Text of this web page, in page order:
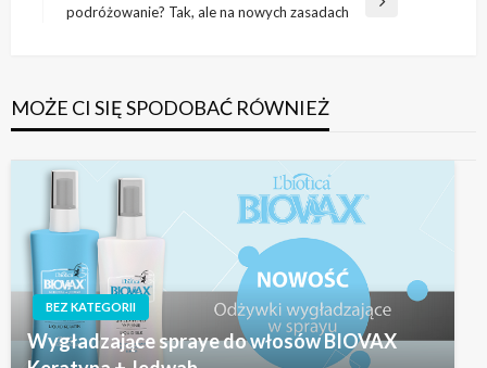
Następny
podróżowanie? Tak, ale na nowych zasadach
MOŻE CI SIĘ SPODOBAĆ RÓWNIEŻ
BEZ KATEGORII
Wygładzające spraye do włosów BIOVAX